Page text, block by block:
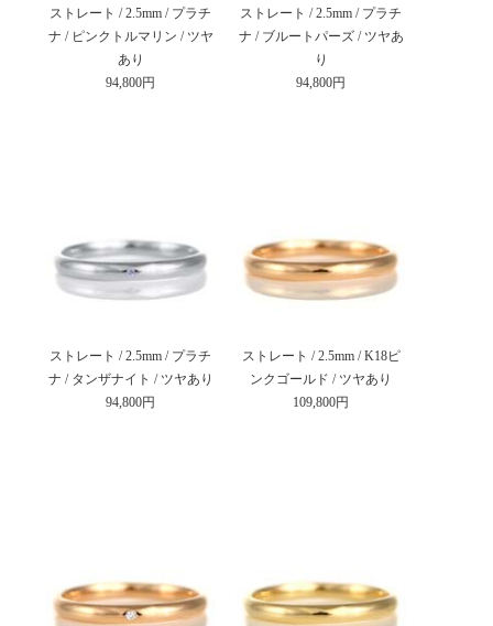
ストレート / 2.5mm / プラチ
ナ / ピンクトルマリン / ツヤ
あり
94,800円
ストレート / 2.5mm / プラチ
ナ / ブルートパーズ / ツヤあ
り
94,800円
ストレート / 2.5mm / プラチ
ナ / タンザナイト / ツヤあり
94,800円
ストレート / 2.5mm / K18ピ
ンクゴールド / ツヤあり
109,800円